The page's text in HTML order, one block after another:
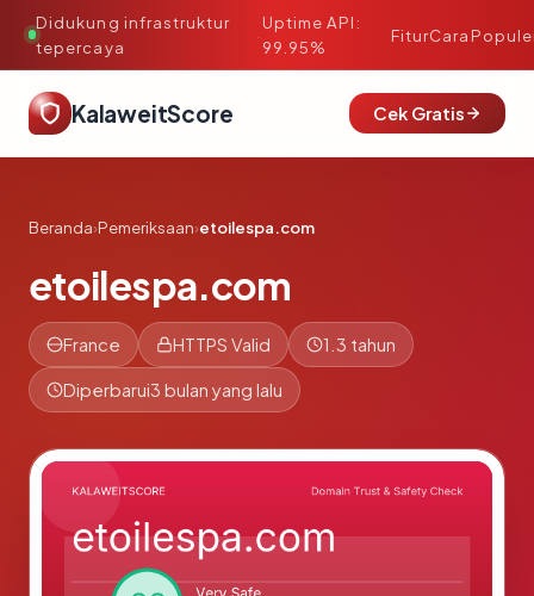
Didukung infrastruktur
tepercaya
·
Uptime API:
99.95%
FiturCara
KalaweitScore Cek Gratis
Beranda›Pemeriksaan›etoilespa.com
etoilespa.com
France HTTPS Valid 1.3 tahun
Diperbarui3 bulan yang lalu